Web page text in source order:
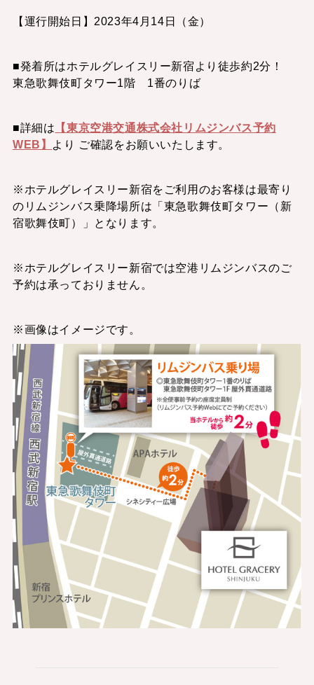
【運行開始日】2023年4月14日（金）
■発着所はホテルグレイスリー新宿より徒歩約2分！
東急歌舞伎町タワー1階 1番のりば
■詳細は 【東京空港交通株式会社リムジンバス予約
WEB】 より ご確認をお願いいたします。
※ホテルグレイスリー新宿をご利用のお客様は最寄り
のリムジンバス乗降場所は「東急歌舞伎町タワー（新
宿歌舞伎町）」となります。
※ホテルグレイスリー新宿では空港リムジンバスのご
予約は承っておりません。
※画像はイメージです。